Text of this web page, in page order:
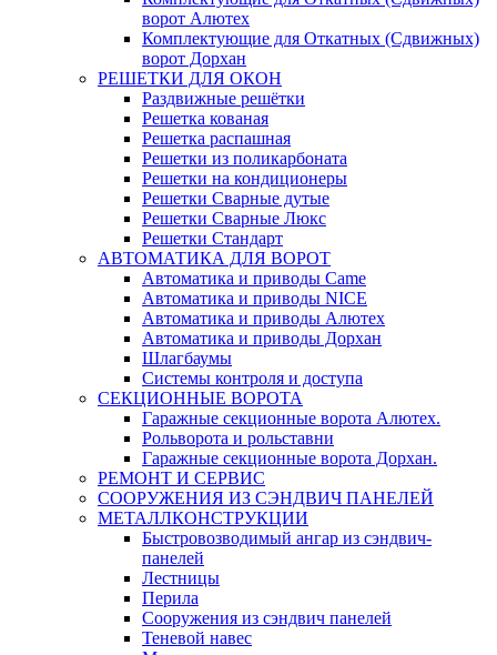
ворот Алютех
Комплектующие для Откатных (Сдвижных)
ворот Дорхан
РЕШЕТКИ ДЛЯ ОКОН
Раздвижные решётки
Решетка кованая
Решетка распашная
Решетки из поликарбоната
Решетки на кондиционеры
Решетки Сварные дутые
Решетки Сварные Люкс
Решетки Стандарт
АВТОМАТИКА ДЛЯ ВОРОТ
Автоматика и приводы Came
Автоматика и приводы NICE
Автоматика и приводы Алютех
Автоматика и приводы Дорхан
Шлагбаумы
Системы контроля и доступа
СЕКЦИОННЫЕ ВОРОТА
Гаражные секционные ворота Алютех.
Рольворота и рольставни
Гаражные секционные ворота Дорхан.
РЕМОНТ И СЕРВИС
СООРУЖЕНИЯ ИЗ СЭНДВИЧ ПАНЕЛЕЙ
МЕТАЛЛКОНСТРУКЦИИ
Быстровозводимый ангар из сэндвич-
панелей
Лестницы
Перила
Сооружения из сэндвич панелей
Теневой навес